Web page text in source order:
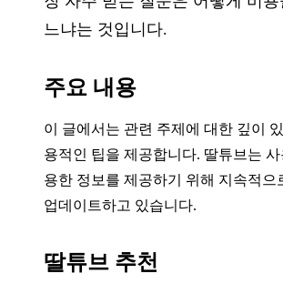
느냐는 것입니다.
주요 내용
이 글에서는 관련 주제에 대한 깊이
용적인 팁을 제공합니다. 딸튜브는
용한 정보를 제공하기 위해 지속적으
업데이트하고 있습니다.
딸튜브 추천